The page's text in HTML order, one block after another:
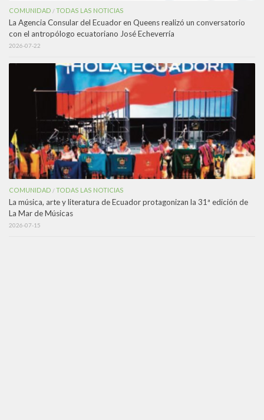
COMUNIDAD /TODAS LAS NOTICIAS
La Agencia Consular del Ecuador en Queens realizó un conversatorio
con el antropólogo ecuatoriano José Echeverría
2026-07-22
COMUNIDAD /TODAS LAS NOTICIAS
La música, arte y literatura de Ecuador protagonizan la 31ª edición de
La Mar de Músicas
2026-07-15